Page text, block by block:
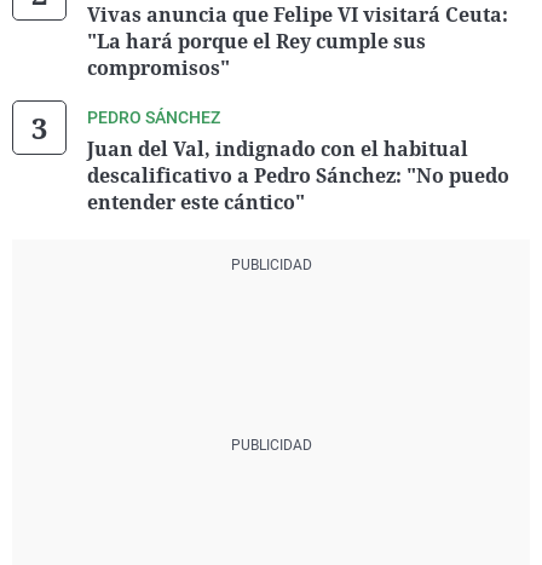
Vivas anuncia que Felipe VI visitará Ceuta:
"La hará porque el Rey cumple sus
compromisos"
PEDRO SÁNCHEZ
Juan del Val, indignado con el habitual
descalificativo a Pedro Sánchez: "No puedo
entender este cántico"